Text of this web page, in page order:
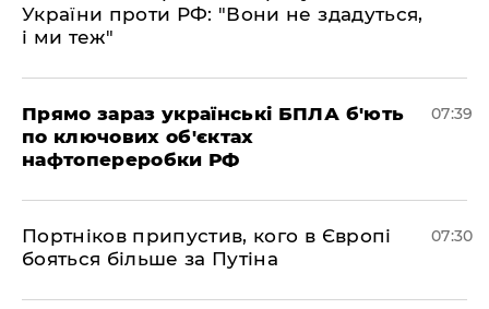
України проти РФ: "Вони не здадуться,
і ми теж"
Прямо зараз українські БПЛА б'ють
по ключових об'єктах
нафтопереробки РФ
07:39
Портніков припустив, кого в Європі
бояться більше за Путіна
07:30